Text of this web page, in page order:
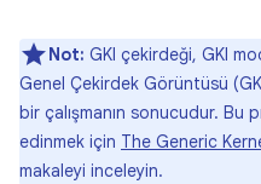
Not: GKI çekirdeği, GKI
Genel Çekirdek Görüntüsü
bir çalışmanın sonucudur. Bu
edinmek için The Generic
makaleyi inceleyin.